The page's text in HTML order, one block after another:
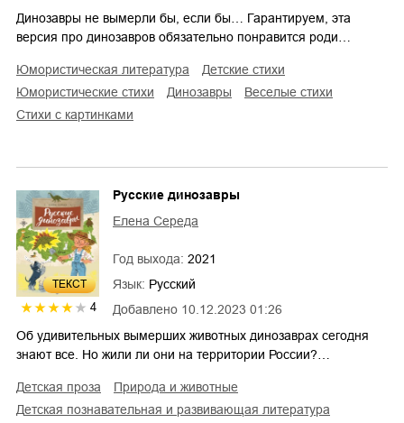
Динозавры не вымерли бы, если бы… Гарантируем, эта
версия про динозавров обязательно понравится роди…
юмористическая литература
детские стихи
юмористические стихи
динозавры
веселые стихи
стихи с картинками
ТЕКСТ
4 Добавлено 10.12.2023 01:26
Русские динозавры
Елена Середа
Год выхода: 2021
Язык: Русский
Об удивительных вымерших животных динозаврах сегодня
знают все. Но жили ли они на территории России?…
детская проза
природа и животные
детская познавательная и развивающая литература